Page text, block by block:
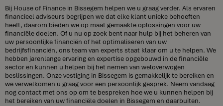
Bij House of Finance in Bissegem helpen we u graag verder. Als ervaren
financieel adviseurs begrijpen we dat elke klant unieke behoeften
heeft, daarom bieden we op maat gemaakte oplossingen voor uw
financiële doelen. Of u nu op zoek bent naar hulp bij het beheren van
uw persoonlijke financiën of het optimaliseren van uw
bedrijfsfinanciën, ons team van experts staat klaar om u te helpen. We
hebben jarenlange ervaring en expertise opgebouwd in de financiële
sector en kunnen u helpen bij het nemen van weloverwogen
beslissingen. Onze vestiging in Bissegem is gemakkelijk te bereiken en
we verwelkomen u graag voor een persoonlijk gesprek. Neem vandaag
nog contact met ons op om te bespreken hoe we u kunnen helpen bij
het bereiken van uw financiële doelen in Bissegem en daarbuiten.